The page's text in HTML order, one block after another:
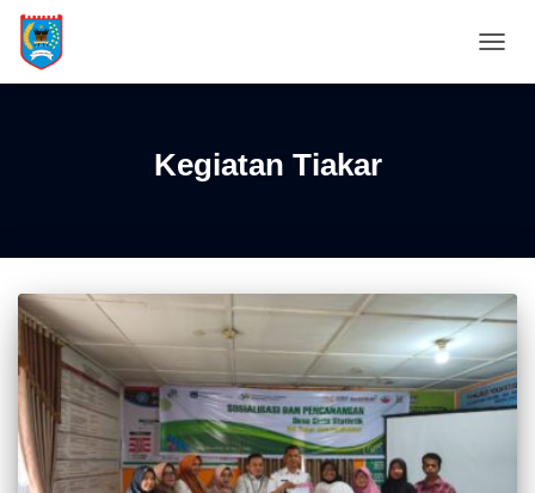
Kegiatan Tiakar